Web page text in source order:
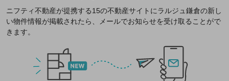
ニフティ不動産が提携する15の不動産サイトにラルジュ鎌倉の新し
い物件情報が掲載されたら、メールでお知らせを受け取ることがで
きます。